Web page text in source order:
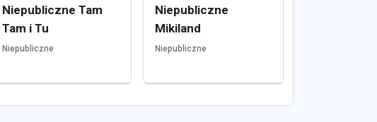
Niepubliczne Tam
Tam i Tu
Niepubliczne
Niepubliczne
Mikiland
Niepubliczne